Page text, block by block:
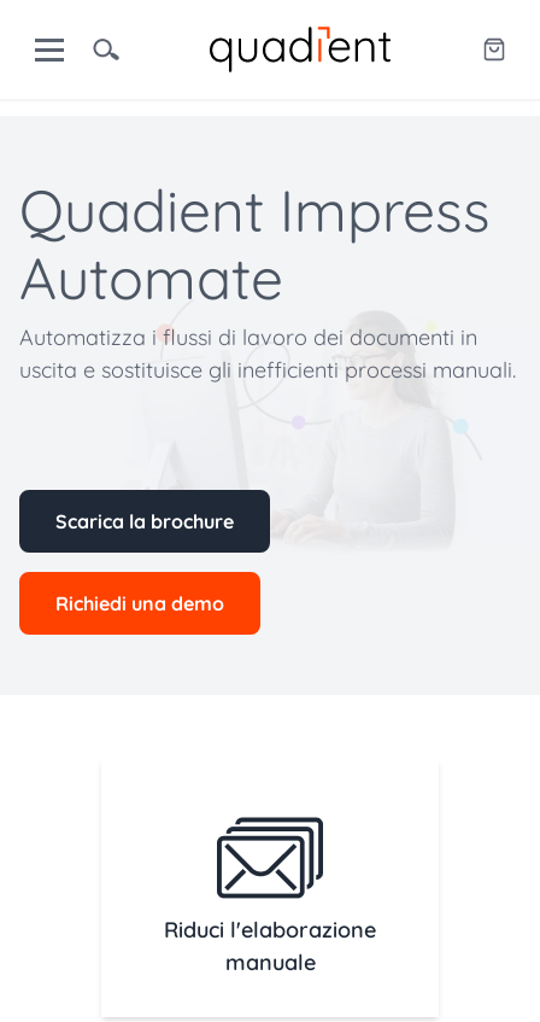
Quadient Impress
Automate
Automatizza i flussi di lavoro dei documenti in
uscita e sostituisce gli inefficienti processi manuali.
Scarica la brochure
Richiedi una demo
Riduci l'elaborazione
manuale